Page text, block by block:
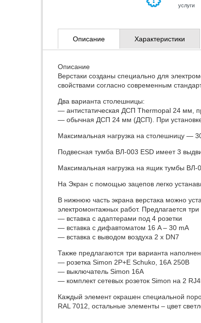
услуги
Описание Характеристики
Описание
Верстаки созданы специально для
свойствами согласно современным
Два варианта столешницы:
— антиcтатическая ДСП Thermopal 24 мм,
— обычная ДСП 24 мм (ДСП). При установке
Максимальная нагрузка на столешницу —
Подвесная тумба ВЛ-003 ESD имеет 3
Максимальная нагрузка на ящик тумбы ВЛ-
На Экран с помощью зацепов легко
В нижнюю часть экрана верстака можно
электромонтажных работ. Предлагается
— вставка с адаптерами под 4 розетки
— вставка с дифавтоматом 16 A – 30 mA
— вставка с выводом воздуха 2 x DN7
Также предлагаются три варианта
— розетка Simon 2P+E Schuko, 16А 250В
— выключатель Simon 16А
— комплект сетевых розеток Simon на 2
Каждый элемент окрашен специальной
RAL 7012, остальные элементы – цвет